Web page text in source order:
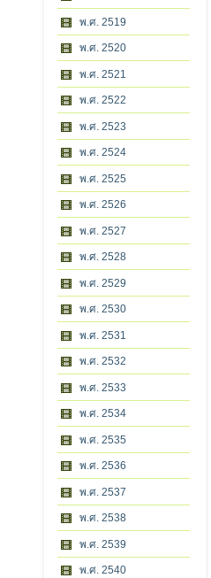
พ.ศ. 2519
พ.ศ. 2520
พ.ศ. 2521
พ.ศ. 2522
พ.ศ. 2523
พ.ศ. 2524
พ.ศ. 2525
พ.ศ. 2526
พ.ศ. 2527
พ.ศ. 2528
พ.ศ. 2529
พ.ศ. 2530
พ.ศ. 2531
พ.ศ. 2532
พ.ศ. 2533
พ.ศ. 2534
พ.ศ. 2535
พ.ศ. 2536
พ.ศ. 2537
พ.ศ. 2538
พ.ศ. 2539
พ.ศ. 2540